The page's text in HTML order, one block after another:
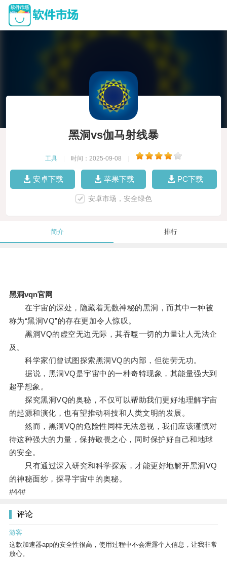
黑洞vs伽马射线暴
工具 时间：2025-09-08
安卓下载 苹果下载 PC下载
安卓市场，安全绿色
简介 排行
黑洞vqn官网
在宇宙的深处，隐藏着无数神秘的黑洞，而其中一种被
称为“黑洞VQ”的存在更加令人惊叹。
黑洞VQ的虚空无边无际，其吞噬一切的力量让人无法企
及。
科学家们曾试图探索黑洞VQ的内部，但徒劳无功。
据说，黑洞VQ是宇宙中的一种奇特现象，其能量强大到
超乎想象。
探究黑洞VQ的奥秘，不仅可以帮助我们更好地理解宇宙
的起源和演化，也有望推动科技和人类文明的发展。
然而，黑洞VQ的危险性同样无法忽视，我们应该谨慎对
待这种强大的力量，保持敬畏之心，同时保护好自己和地球
的安全。
只有通过深入研究和科学探索，才能更好地解开黑洞VQ
的神秘面纱，探寻宇宙中的奥秘。
#44#
评论
游客
这款加速器app的安全性很高，使用过程中不会泄露个人信息，让我非常
放心。